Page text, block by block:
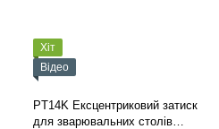
Хіт
Відео
PT14K Ексцентриковий затиск
для зварювальних столів